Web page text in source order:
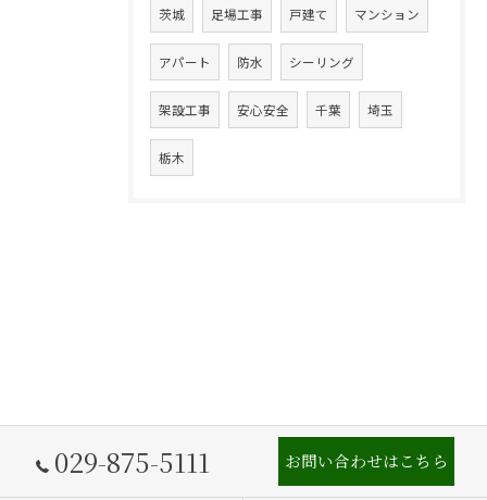
茨城 足場工事 戸建て マンション
アパート 防水 シーリング
架設工事 安心安全 千葉 埼玉
栃木
029-875-5111 お問い合わせはこちら